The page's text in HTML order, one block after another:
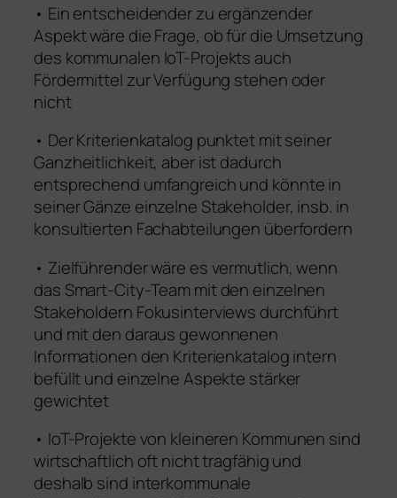
• Ein entscheidender zu ergänzender
Aspekt wäre die Frage, ob für die Umsetzung
des kommunalen IoT-Projekts auch
Fördermittel zur Verfügung stehen oder
nicht
• Der Kriterienkatalog punktet mit seiner
Ganzheitlichkeit, aber ist dadurch
entsprechend umfangreich und könnte in
seiner Gänze einzelne Stakeholder, insb. in
konsultierten Fachabteilungen überfordern
• Zielführender wäre es vermutlich, wenn
das Smart-City-Team mit den einzelnen
Stakeholdern Fokusinterviews durchführt
und mit den daraus gewonnenen
Informationen den Kriterienkatalog intern
befüllt und einzelne Aspekte stärker
gewichtet
• IoT-Projekte von kleineren Kommunen sind
wirtschaftlich oft nicht tragfähig und
deshalb sind interkommunale